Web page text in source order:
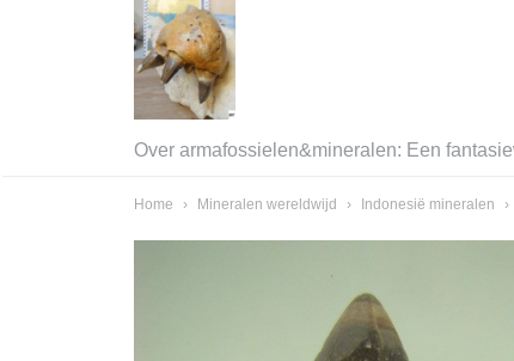
Over armafossielen&mineralen: Een
Home › Mineralen wereldwijd › Indonesië mineralen ›